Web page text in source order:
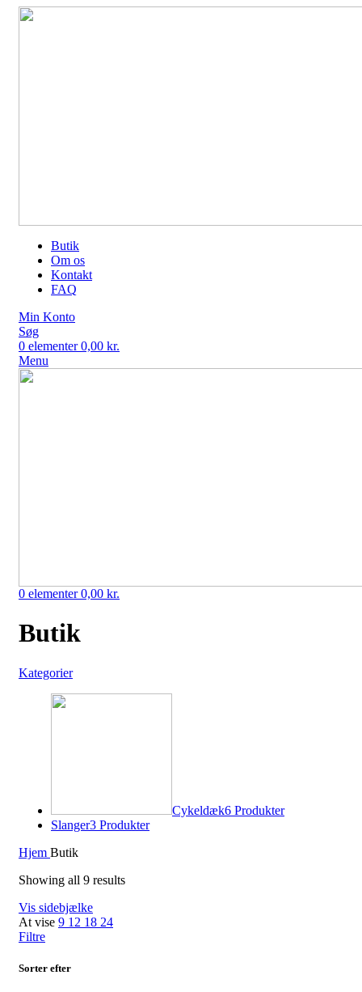
Butik
Om os
Kontakt
FAQ
Min Konto
Søg
0 elementer0,00 kr.
Menu
0 elementer0,00 kr.
Butik
Kategorier
Cykeldæk6 Produkter
Slanger3 Produkter
Hjem Butik
Showing all 9 results
Vis sidebjælke
At vise 9 12 18 24
Filtre
Sorter efter